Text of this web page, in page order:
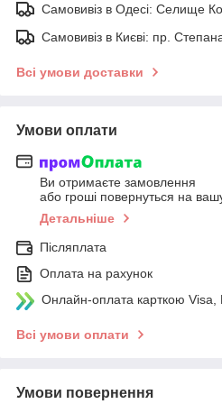
Самовивіз в Одесі: Селище
Самовивіз в Києві: пр.
Всі умови доставки
Умови оплати
Ви отримаєте замовлення
або гроші повернуться на
Детальніше
Післяплата
Оплата на рахунок
Онлайн-оплата карткою
Всі умови оплати
Умови повернення